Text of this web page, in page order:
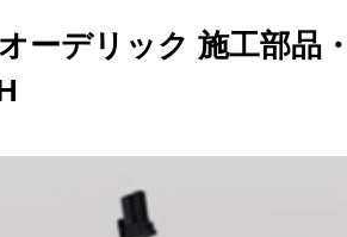
ーデリック 施工部品